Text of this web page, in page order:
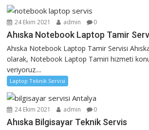
24 Ekim 2021 admin 0
Ahıska Notebook Laptop Tamir
Ahıska Notebook Laptop Tamir Servisi
olarak, Notebook Laptop Tamiri hizmeti
veriyoruz....
Laptop Teknik Servisi
24 Ekim 2021 admin 0
Ahıska Bilgisayar Teknik Servis